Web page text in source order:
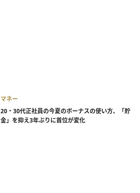
マネー
20・30代正社員の今夏のボーナスの使い方、「貯
金」を抑え3年ぶりに首位が変化